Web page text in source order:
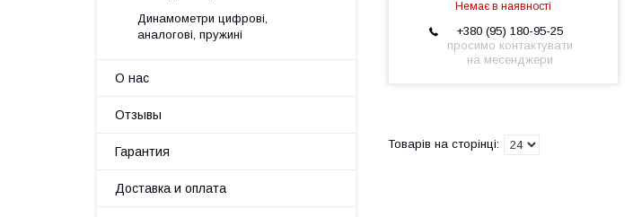
Немає в наявності
+380 (95) 180-95-25
просимо контактувати
на месенджери
Динамометри цифрові,
аналогові, пружині
О нас
Отзывы
Гарантия
Доставка и оплата